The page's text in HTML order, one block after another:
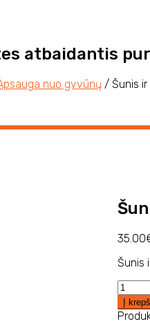
atbaidantis
nuo gyvūnų / Šunis ir
35.00
Šunis
kiekis:
Šunis
Į